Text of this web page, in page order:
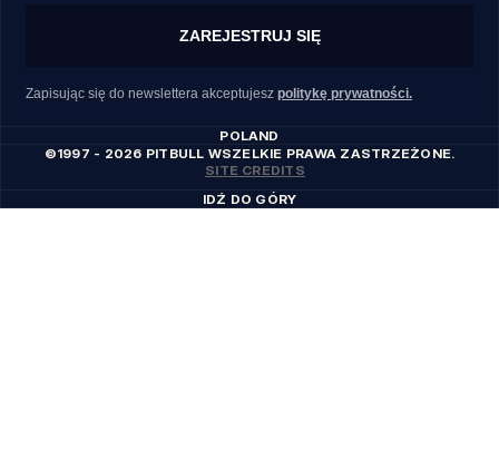
ZAREJESTRUJ SIĘ
Zapisując się do newslettera akceptujesz politykę prywatności.
POLAND
©1997 - 2026 PITBULL WSZELKIE PRAWA ZASTRZEŻONE.
SITE CREDITS
IDŹ DO GÓRY